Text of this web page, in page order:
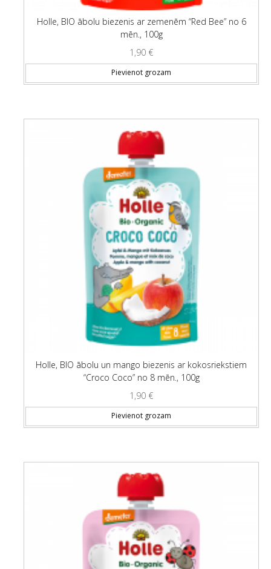
Holle, BIO ābolu biezenis ar zemenēm “Red Bee” no 6
mēn., 100g
1,90 €
Pievienot grozam
Holle, BIO ābolu un mango biezenis ar kokosriekstiem
“Croco Coco” no 8 mēn., 100g
1,90 €
Pievienot grozam